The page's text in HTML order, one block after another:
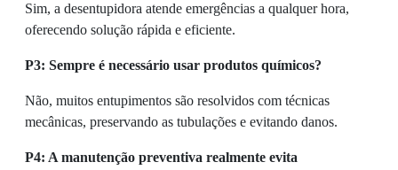
Sim, a desentupidora atende emergências a qualquer hora,
oferecendo solução rápida e eficiente.
P3: Sempre é necessário usar produtos químicos?
Não, muitos entupimentos são resolvidos com técnicas
mecânicas, preservando as tubulações e evitando danos.
P4: A manutenção preventiva realmente evita